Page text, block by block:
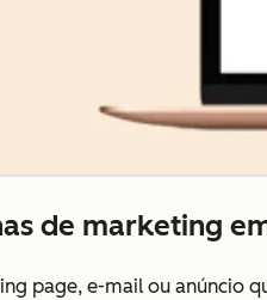
de marketing
page, e-mail ou anúncio